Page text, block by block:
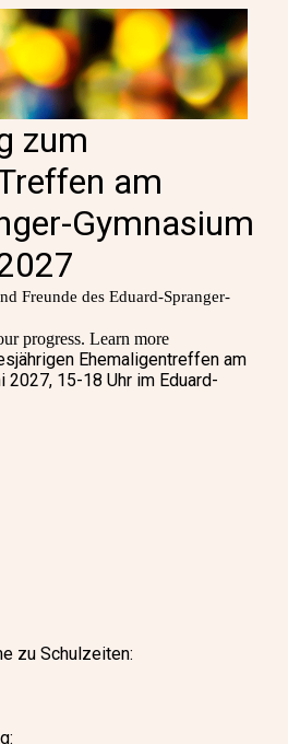
zum
am
Gymnasium
Freunde des Eduard-Spranger-
progress. Learn more
Ehemaligentreffen am
2027, 15-18 Uhr im Eduard-
zu Schulzeiten: